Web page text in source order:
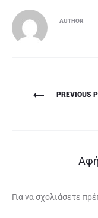
AUTHOR
Πλοήγηση
PREVIOUS
Για να σχολιάσετε